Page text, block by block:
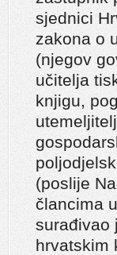
sjednici
zakona o
(njegov
učitelja
knjigu,
(poslije
člancima
surađivao
hrvatskim